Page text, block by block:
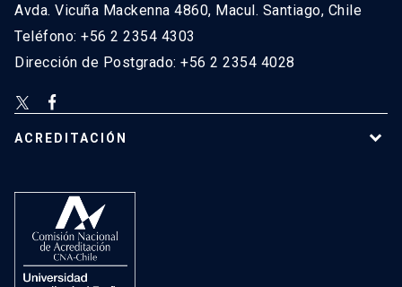
Avda. Vicuña Mackenna 4860, Macul. Santiago, Chile
Teléfono: +56 2 2354 4303
Dirección de Postgrado: +56 2 2354 4028
ACREDITACIÓN